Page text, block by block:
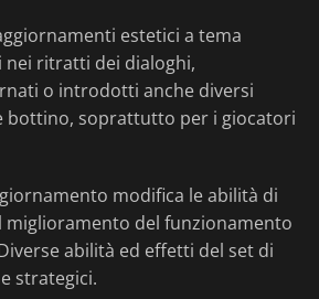
estetici a tema
nei ritratti dei dialoghi,
o introdotti anche diversi
bottino, soprattutto per i giocatori
modifica le abilità di
del funzionamento
abilità ed effetti del set di
strategici.